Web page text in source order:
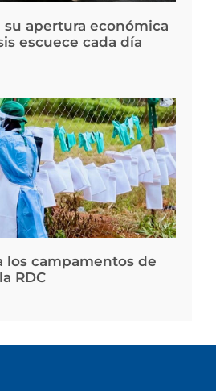
apertura económica
escuece cada día
los campamentos de
RDC